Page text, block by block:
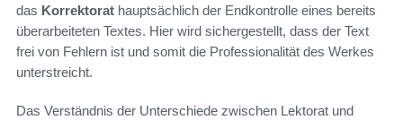
das Korrektorat hauptsächlich der Endkontrolle eines bereits
überarbeiteten Textes. Hier wird sichergestellt, dass der Text
frei von Fehlern ist und somit die Professionalität des Werkes
unterstreicht.
Das Verständnis der Unterschiede zwischen Lektorat und